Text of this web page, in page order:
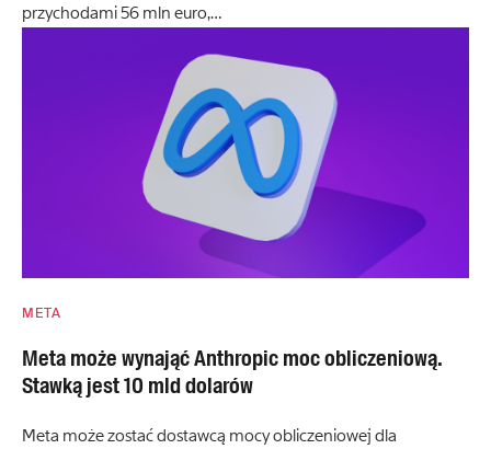
przychodami 56 mln euro,…
META
Meta może wynająć Anthropic moc obliczeniową.
Stawką jest 10 mld dolarów
Meta może zostać dostawcą mocy obliczeniowej dla